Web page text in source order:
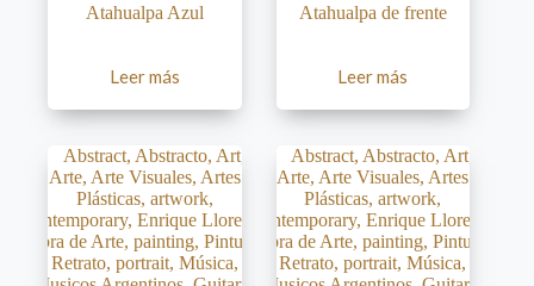
Atahualpa Azul
Leer más
Atahualpa de frente
Leer más